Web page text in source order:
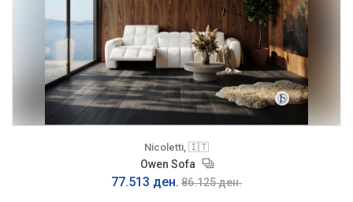
Nicoletti, 🇮🇹
Owen Sofa
77.513 ден. 86.125 ден.